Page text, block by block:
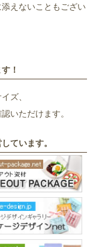
えないこともござい
！
ズ、
いただけます。
ています。